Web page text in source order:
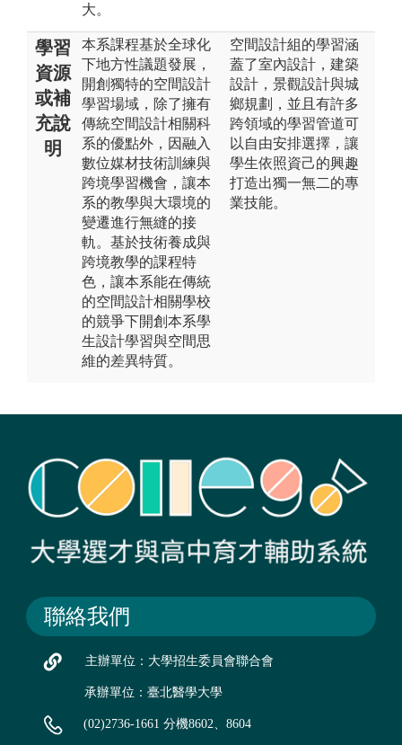
大。
學習
資源
或補
充說
明
本系課程基於全球化
下地方性議題發展，
開創獨特的空間設計
學習場域，除了擁有
傳統空間設計相關科
系的優點外，因融入
數位媒材技術訓練與
跨境學習機會，讓本
系的教學與大環境的
變遷進行無縫的接
軌。基於技術養成與
跨境教學的課程特
色，讓本系能在傳統
的空間設計相關學校
的競爭下開創本系學
生設計學習與空間思
維的差異特質。
空間設計組的學習涵
蓋了室內設計，建築
設計，景觀設計與城
鄉規劃，並且有許多
跨領域的學習管道可
以自由安排選擇，讓
學生依照資己的興趣
打造出獨一無二的專
業技能。
聯絡我們
主辦單位：大學招生委員會聯合會
承辦單位：臺北醫學大學
(02)2736-1661 分機8602、8604